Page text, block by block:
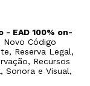
- EAD 100% on-
Código
Reserva Legal,
Recursos
Sonora e Visual,